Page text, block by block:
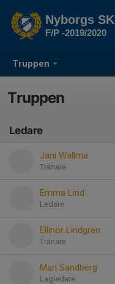
Truppen
Nyborgs SK
F/P -2019/2020
Truppen
Ledare
Jani Wallma
Tränare
Emma Lind
Ledare
Ellinor Lindgren
Tränare
Mari Sandberg
Lagledare